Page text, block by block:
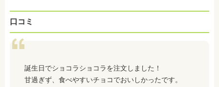
口コミ
誕生日でショコラショコラを注文しました！
甘過ぎず、食べやすいチョコでおいしかったです。